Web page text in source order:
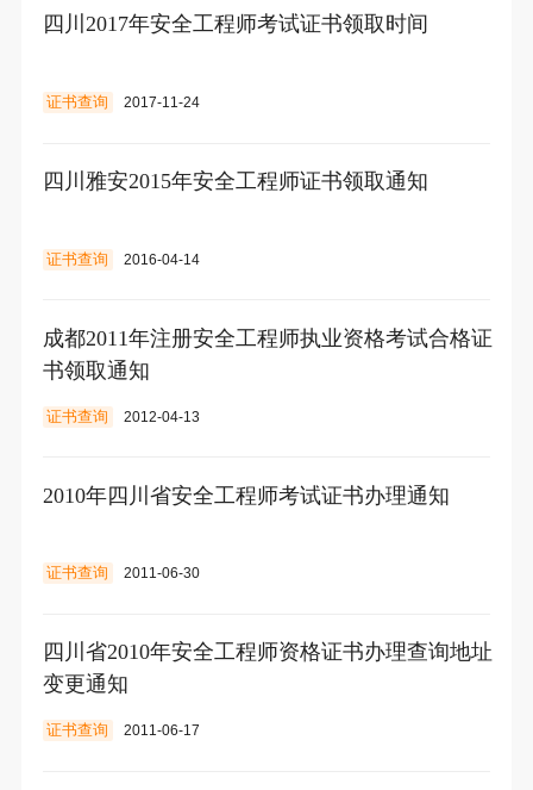
四川2017年安全工程师考试证书领取时间
证书查询 2017-11-24
四川雅安2015年安全工程师证书领取通知
证书查询 2016-04-14
成都2011年注册安全工程师执业资格考试合格证
书领取通知
证书查询 2012-04-13
2010年四川省安全工程师考试证书办理通知
证书查询 2011-06-30
四川省2010年安全工程师资格证书办理查询地址
变更通知
证书查询 2011-06-17